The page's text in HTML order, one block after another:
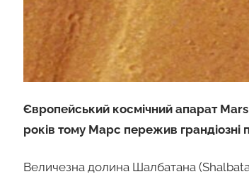
Європейський космічний апарат
років тому Марс пережив грандіозні
Величезна долина Шалбатана